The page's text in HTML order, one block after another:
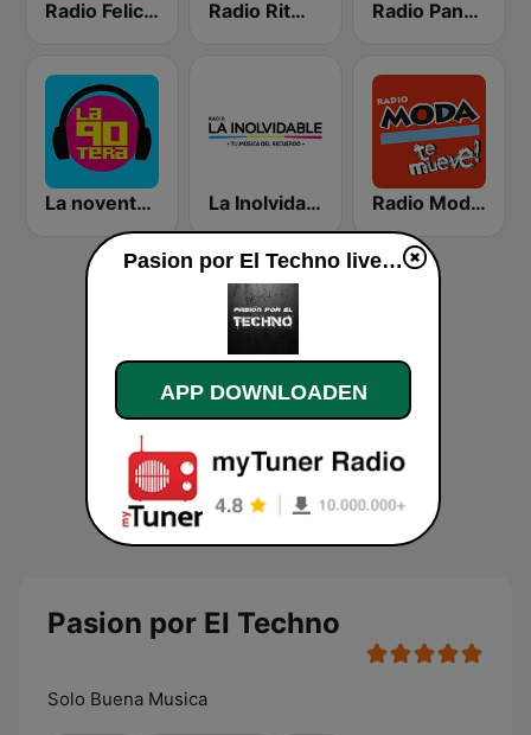
Radio Felicidad Radio Ritmo Romántica Radio Panamericana
La noventera La Inolvidable Radio Moda FM 97.3
Pasion por El Techno
Solo Buena Musica
Pasion por El Techno live luisteren
APP DOWNLOADEN